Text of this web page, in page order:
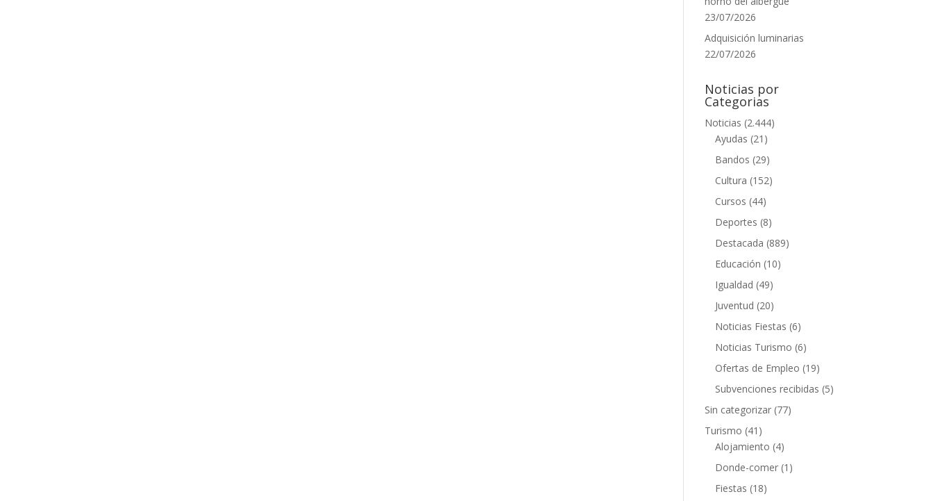
23/07/2026
Adquisición luminarias
22/07/2026
Noticias por
Categorias
Noticias (2.444)
Ayudas (21)
Bandos (29)
Cultura (152)
Cursos (44)
Deportes (8)
Destacada (889)
Educación (10)
Igualdad (49)
Juventud (20)
Noticias Fiestas (6)
Noticias Turismo (6)
Ofertas de Empleo (19)
Subvenciones recibidas (5)
Sin categorizar (77)
Turismo (41)
Alojamiento (4)
Donde-comer (1)
Fiestas (18)